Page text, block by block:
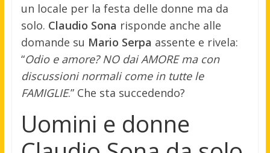
un locale per la festa delle donne ma da
solo. Claudio Sona risponde anche alle
domande su Mario Serpa assente e rivela:
“Odio e amore? NO dai AMORE ma con
discussioni normali come in tutte le
FAMIGLIE.” Che sta succedendo?
Uomini e donne